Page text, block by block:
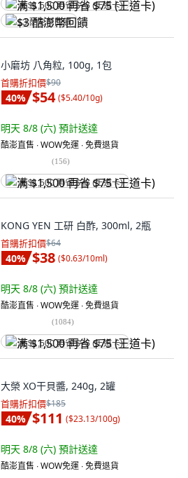
满 $1,500 再省 $75 (王道卡)
$3 酷澎幣回饋
小磨坊 八角粒, 100g, 1包
首購折扣價$90
40% $54 ($5.40/10g)
明天 8/8 (六) 預計送達
酷澎直售 ∙ WOW免運 ∙ 免費退貨
(156)
满 $1,500 再省 $75 (王道卡)
KONG YEN 工研 白酢, 300ml, 2瓶
首購折扣價$64
40% $38 ($0.63/10ml)
明天 8/8 (六) 預計送達
酷澎直售 ∙ WOW免運 ∙ 免費退貨
(1084)
满 $1,500 再省 $75 (王道卡)
大榮 XO干貝醬, 240g, 2罐
首購折扣價$185
40% $111 ($23.13/100g)
明天 8/8 (六) 預計送達
酷澎直售 ∙ WOW免運 ∙ 免費退貨